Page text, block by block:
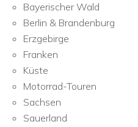
Bayerischer Wald
Berlin & Brandenburg
Erzgebirge
Franken
Küste
Motorrad-Touren
Sachsen
Sauerland